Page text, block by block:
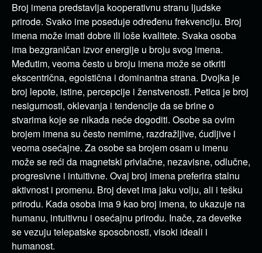
Broj imena predstavlja kooperativnu stranu ljudske
prirode. Svako ime poseduje određenu frekvenciju. Broj
imena može imati dobre ili loše kvalitete. Svaka osoba
ima bezgraničan izvor energije u broju svog imena.
Međutim, veoma često u broju imena može se otkriti
ekscentrična, egoistična i dominantna strana. Dvojka je
broj lepote, istine, percepcije i ženstvenosti. Petica je broj
nesigurnosti, oklevanja i tendencije da se brine o
stvarima koje se nikada neće dogoditi. Osobe sa ovim
brojem imena su često nemirne, razdražljive, ćudljive i
veoma osećajne. Za osobe sa brojem osam u imenu
može se reći da magnetski privlačne, nezavisne, odlučne,
progresivne i intuitivne. Ovaj broj imena preferira stalnu
aktivnost i promenu. Broj devet ima jaku volju, ali i tešku
prirodu. Kada osoba ima 9 kao broj imena, to ukazuje na
humanu, intuitivnu i osećajnu prirodu. Inače, za devetke
se vezuju telepatske sposobnosti, visoki ideali i
humanost.